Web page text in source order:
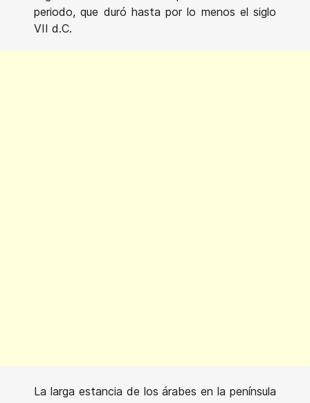
periodo, que duró hasta por lo menos el siglo
VII d.C.
La larga estancia de los árabes en la península